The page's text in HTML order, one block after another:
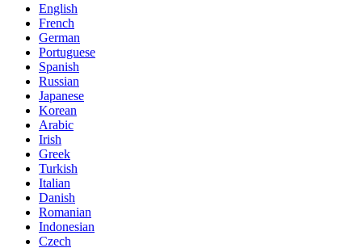
English
French
German
Portuguese
Spanish
Russian
Japanese
Korean
Arabic
Irish
Greek
Turkish
Italian
Danish
Romanian
Indonesian
Czech